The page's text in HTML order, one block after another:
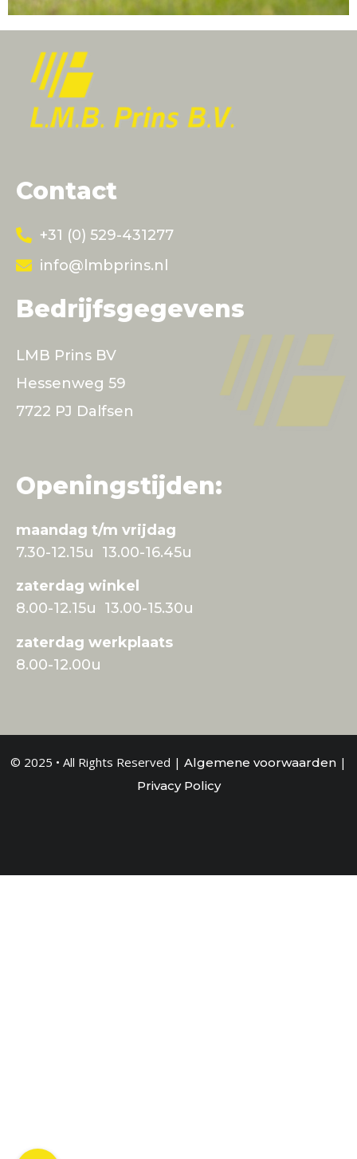
Contact
+31 (0) 529-431277
info@lmbprins.nl
Bedrijfsgegevens
LMB Prins BV
Hessenweg 59
7722 PJ Dalfsen
Openingstijden:
maandag t/m vrijdag
7.30-12.15u 13.00-16.45u
zaterdag winkel
8.00-12.15u 13.00-15.30u
zaterdag werkplaats
8.00-12.00u
© 2025 • All Rights Reserved | Algemene voorwaarden |
Privacy Policy